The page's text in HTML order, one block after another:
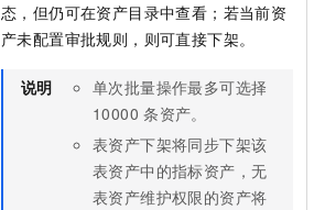
态，但仍可在资产目录中查看；若当前资
产未配置审批规则，则可直接下架。
说明
单次批量操作最多可选择
10000 条资产。
表资产下架将同步下架该
表资产中的指标资产，无
表资产维护权限的资产将